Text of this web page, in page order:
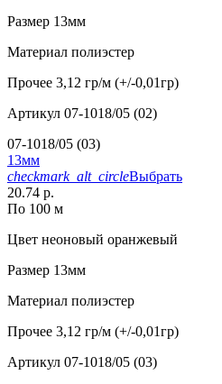
Размер 13мм
Материал полиэстер
Прочее 3,12 гр/м (+/-0,01гр)
Артикул 07-1018/05 (02)
07-1018/05 (03)
13мм
checkmark_alt_circleВыбрать
20.74 р.
По 100 м
Цвет неоновый оранжевый
Размер 13мм
Материал полиэстер
Прочее 3,12 гр/м (+/-0,01гр)
Артикул 07-1018/05 (03)